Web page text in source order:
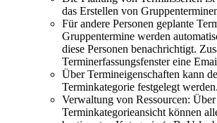
das Erstellen von
Für andere Personen geplante
Gruppentermine werden
diese Personen benachrichtigt.
Terminerfassungsfenster eine
Über Termineigenschaften kann
Terminkategorie festgelegt werden.
Verwaltung von Ressourcen:
Terminkategorieansicht können